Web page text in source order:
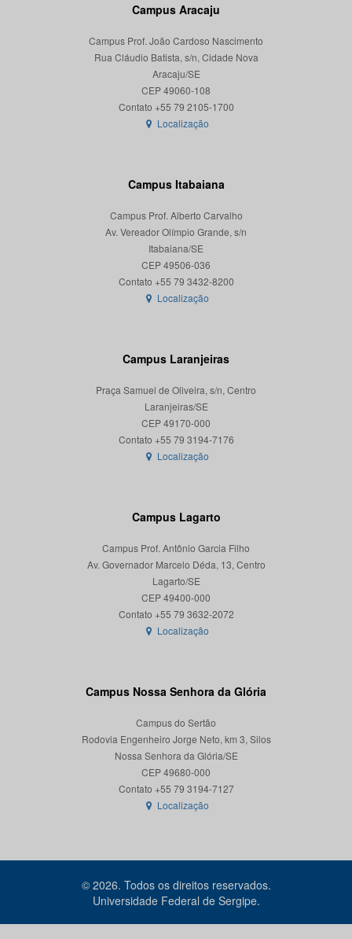
Campus Aracaju
Campus Prof. João Cardoso Nascimento
Rua Cláudio Batista, s/n, Cidade Nova
Aracaju/SE
CEP 49060-108
Localização
Campus Itabaiana
Campus Prof. Alberto Carvalho
Av. Vereador Olímpio Grande, s/n
Itabaiana/SE
CEP 49506-036
Localização
Campus Laranjeiras
Praça Samuel de Oliveira, s/n, Centro
Laranjeiras/SE
CEP 49170-000
Localização
Campus Lagarto
Campus Prof. Antônio Garcia Filho
Av. Governador Marcelo Déda, 13, Centro
Lagarto/SE
CEP 49400-000
Localização
Campus Nossa Senhora da Glória
Campus do Sertão
Rodovia Engenheiro Jorge Neto, km 3, Silos
Nossa Senhora da Glória/SE
CEP 49680-000
Contato +55 79 3194-7127
Localização
© 2026. Todos os direitos reservados.
Universidade Federal de Sergipe.